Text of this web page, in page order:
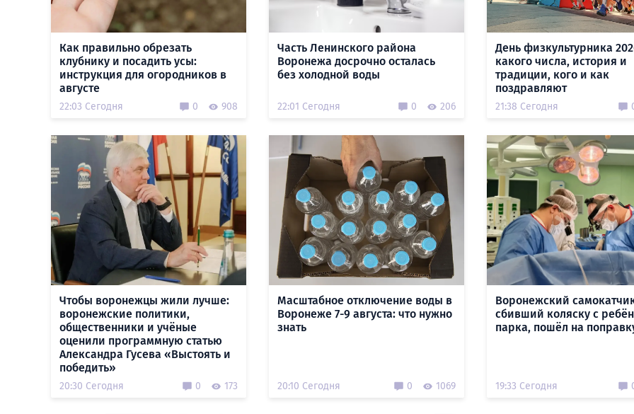
Как правильно обрезать
клубнику и посадить усы:
инструкция для огородников в
августе
22:03 Сегодня 0 908
Часть Ленинского района
Воронежа досрочно осталась
без холодной воды
22:01 Сегодня 0 206
День физкультурника
какого числа, история и
традиции, кого и как
поздравляют
21:38 Сегодня
Чтобы воронежцы жили лучше:
воронежские политики,
общественники и учёные
оценили программную статью
Александра Гусева «Выстоять и
победить»
20:30 Сегодня 0 173
Масштабное отключение воды в
Воронеже 7-9 августа: что нужно
знать
20:10 Сегодня 0 1069
Воронежский
сбивший коляску с
парка, пошёл на
19:33 Сегодня